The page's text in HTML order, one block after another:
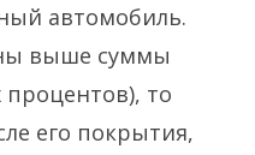
автомобиль.
выше суммы
процентов), то
его покрытия,